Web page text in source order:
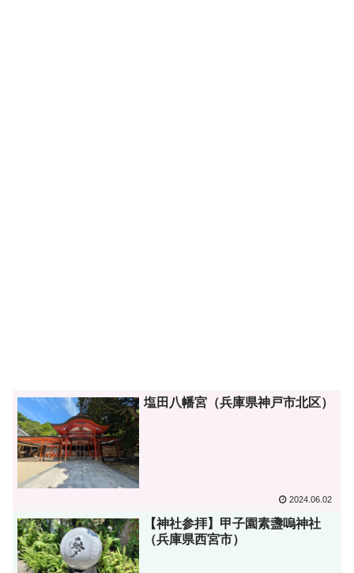
塩田八幡宮（兵庫県神戸市北区）
2024.06.02
【神社参拝】甲子園素盞嗚神社
（兵庫県西宮市）